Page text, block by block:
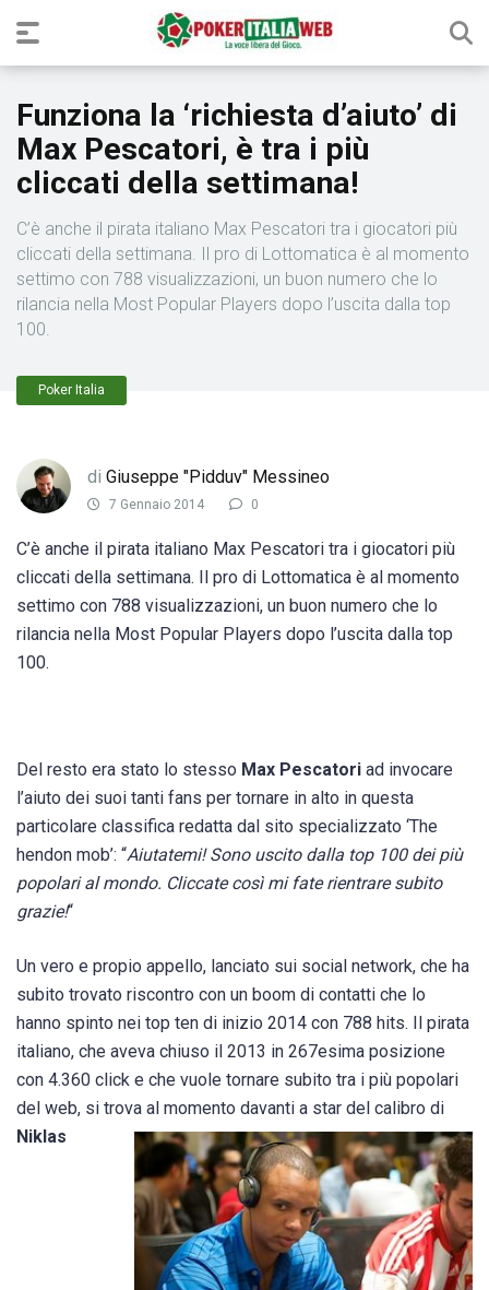
Funziona la ‘richiesta d’aiuto’ di
Max Pescatori, è tra i più
cliccati della settimana!
C’è anche il pirata italiano Max Pescatori tra i giocatori più
cliccati della settimana. Il pro di Lottomatica è al momento
settimo con 788 visualizzazioni, un buon numero che lo
rilancia nella Most Popular Players dopo l’uscita dalla top
100.
Poker Italia
di Giuseppe "Pidduv" Messineo
7 Gennaio 2014 0
C’è anche il pirata italiano Max Pescatori tra i giocatori più
cliccati della settimana. Il pro di Lottomatica è al momento
settimo con 788 visualizzazioni, un buon numero che lo
rilancia nella Most Popular Players dopo l’uscita dalla top
100.
Del resto era stato lo stesso Max Pescatori ad invocare
l’aiuto dei suoi tanti fans per tornare in alto in questa
particolare classifica redatta dal sito specializzato ‘The
hendon mob’: “Aiutatemi! Sono uscito dalla top 100 dei più
popolari al mondo. Cliccate così mi fate rientrare subito
grazie!“
Un vero e propio appello, lanciato sui social network, che ha
subito trovato riscontro con un boom di contatti che lo
hanno spinto nei top ten di inizio 2014 con 788 hits. Il pirata
italiano, che aveva chiuso il 2013 in 267esima posizione
con 4.360 click e che vuole tornare subito tra i più popolari
del web, si trova al momento davanti a star del calibro di
Niklas